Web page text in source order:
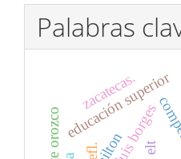
Palabras
educación superior
elt
efl.
zacatecas.